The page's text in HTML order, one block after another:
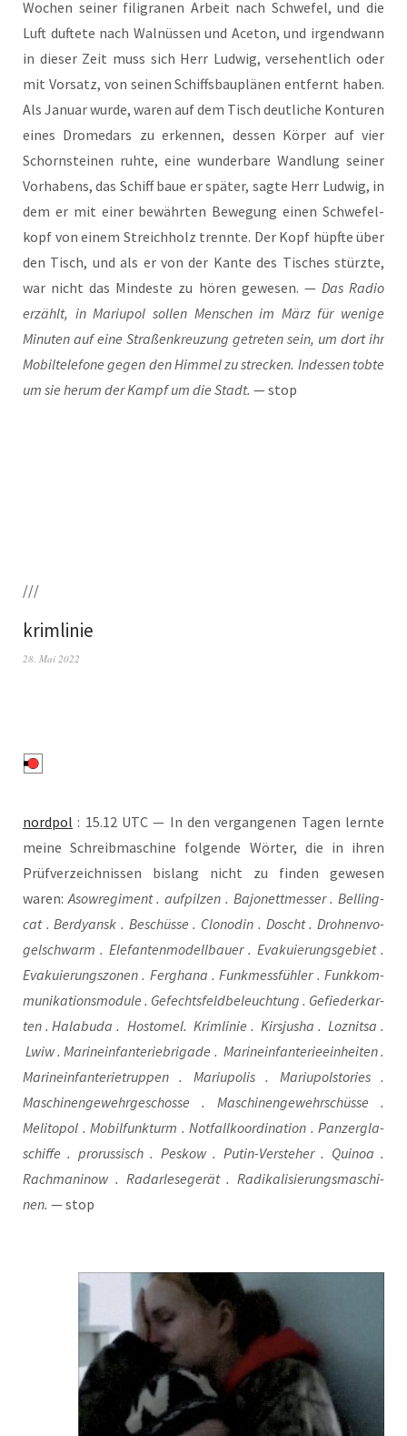
Wochen sei­ner fili­gra­nen Arbeit nach Schwe­fel, und die
Luft duf­te­te nach Wal­nüs­sen und Ace­ton, und irgend­wann
in die­ser Zeit muss sich Herr Lud­wig, ver­se­hent­lich oder
mit Vor­satz, von sei­nen Schiffs­bau­plä­nen ent­fernt haben.
Als Janu­ar wur­de, waren auf dem Tisch deut­li­che Kon­tu­ren
eines Dro­me­dars zu erken­nen, des­sen Kör­per auf vier
Schorn­stei­nen ruh­te, eine wun­der­ba­re Wand­lung sei­ner
Vor­ha­bens, das Schiff baue er spä­ter, sag­te Herr Lud­wig, in
dem er mit einer bewähr­ten Bewe­gung einen Schwe­fel­
kopf von einem Streich­holz trenn­te. Der Kopf hüpf­te über
den Tisch, und als er von der Kan­te des Tisches stürz­te,
war nicht das Min­des­te zu hören gewe­sen. — Das Radio
erzählt, in Mariu­pol sol­len Men­schen im März für weni­ge
Minu­ten auf eine Stra­ßen­kreu­zung getre­ten sein, um dort ihr
Mobil­te­le­fo­ne gegen den Him­mel zu stre­cken. Indes­sen tob­te
um sie her­um der Kampf um die Stadt. — stop
///
krimlinie
28. Mai 2022
nord­pol : 15.12 UTC — In den ver­gan­ge­nen Tagen lern­te
mei­ne Schreib­ma­schi­ne fol­gen­de Wör­ter, die in ihren
Prüf­ver­zeich­nis­sen bis­lang nicht zu fin­den gewe­sen
waren:Aso­w­re­gi­ment . auf­pil­zen . Bajo­nett­mes­ser . Bel­ling­
cat . Ber­dy­ansk . Beschüs­se . Clo­no­din . Doscht . Droh­nen­vo­
gel­schwarm . Ele­fan­ten­mo­dell­bau­er . Eva­ku­ie­rungs­ge­biet .
Eva­ku­ie­rungs­zo­nen . Fergha­na . Funk­mess­füh­ler . Funk­kom­
mu­ni­ka­ti­ons­mo­dule . Gefechts­feld­be­leuch­tung . Gefie­der­kar­
ten . Hala­bu­da . Hosto­mel. Krim­li­nie . Kirs­ju­sha . Loz­nit­sa .
Lwiw . Mari­ne­infan­te­rie­bri­ga­de . Mari­ne­infan­te­rie­ein­hei­ten .
Mari­ne­infan­te­rie­trup­pen . Mariu­po­lis . Mariu­pols­to­ries .
Maschi­nen­ge­wehr­ge­schos­se . Maschi­nen­ge­wehr­schüs­se .
Meli­to­pol . Mobil­funk­turm . Not­fall­ko­or­di­na­ti­on . Pan­zer­gla­
schif­fe . pro­rus­sisch . Pes­kow . Putin-Ver­ste­her . Qui­noa .
Rach­ma­ni­now . Radarle­se­ge­rät . Radi­ka­li­sie­rungs­ma­schi­
nen. — stop